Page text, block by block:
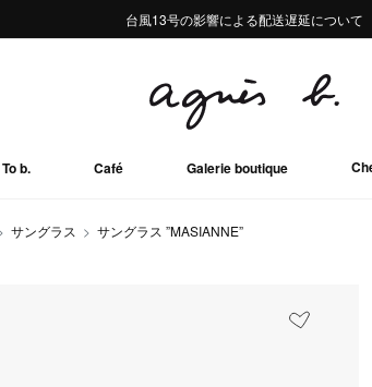
熊本地域地震の影響による配送遅延について
Summer Sale 2buy10%OFF!!
台風13号の影響による配送遅延について
熊本地域地震の影響による配送遅延について
Summer Sale 2buy10%OFF!!
To b. Café Galerie boutique
サングラス サングラス ”MASIANNE”